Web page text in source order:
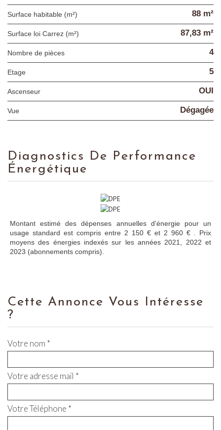
Surface habitable (m²) 88 m²
Surface loi Carrez (m²) 87,83 m²
Nombre de pièces 4
Etage 5
Ascenseur OUI
Vue Dégagée
Diagnostics De Performance
Énergétique
Montant estimé des dépenses annuelles d'énergie pour un
usage standard est compris entre 2 150 € et 2 960 € . Prix
moyens des énergies indexés sur les années 2021, 2022 et
2023 (abonnements compris).
Cette Annonce Vous Intéresse
?
Votre nom *
Votre adresse mail *
Votre Téléphone *